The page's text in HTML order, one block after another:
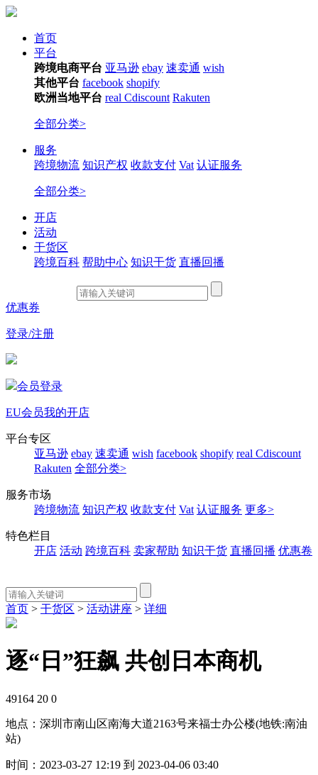
首页
平台
跨境电商平台 亚马逊 ebay 速卖通 wish
其他平台 facebook shopify
欧洲当地平台 real Cdiscount Rakuten
全部分类>
服务
跨境物流 知识产权 收款支付 Vat 认证服务
全部分类>
开店
活动
干货区
跨境百科 帮助中心 知识干货 直播回播
优惠券
登录/注册
会员登录
EU会员我的开店
平台专区
亚马逊 ebay 速卖通 wish facebook shopify real Cdiscount
Rakuten 全部分类>
服务市场
跨境物流 知识产权 收款支付 Vat 认证服务 更多>
特色栏目
开店 活动 跨境百科 卖家帮助 知识干货 直播回播 优惠卷
首页 > 干货区 > 活动讲座 > 详细
逐“日”狂飙 共创日本商机
49164 20 0
地点： 深圳市南山区南海大道2163号来福士办公楼(地铁:南油
站)
时间： 2023-03-27 12:19 到 2023-04-06 03:40